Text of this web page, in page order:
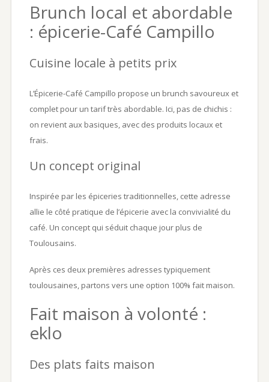
Brunch local et abordable
: épicerie-Café Campillo
Cuisine locale à petits prix
L’Épicerie-Café Campillo propose un brunch savoureux et
complet pour un tarif très abordable. Ici, pas de chichis :
on revient aux basiques, avec des produits locaux et
frais.
Un concept original
Inspirée par les épiceries traditionnelles, cette adresse
allie le côté pratique de l’épicerie avec la convivialité du
café. Un concept qui séduit chaque jour plus de
Toulousains.
Après ces deux premières adresses typiquement
toulousaines, partons vers une option 100% fait maison.
Fait maison à volonté :
eklo
Des plats faits maison